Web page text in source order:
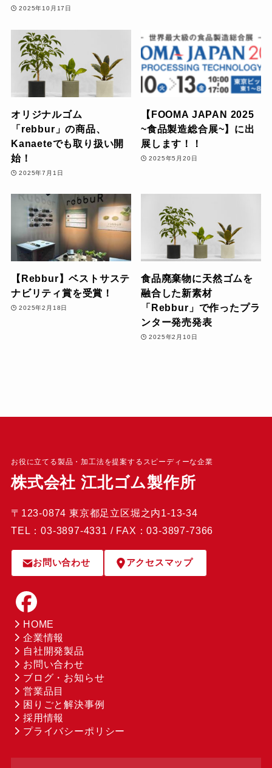
2025年10月17日
オリジナルゴム
「rebbur」の商品、
Kanaeteでも取り扱い開
始！
2025年7月1日
【FOOMA JAPAN 2025
~食品製造総合展~】に出
展します！！
2025年5月20日
【Rebbur】ベストサステ
ナビリティ賞を受賞！
2025年2月18日
食品廃棄物に天然ゴムを
融合した新素材
「Rebbur」で作ったプラ
ンター発売発表
2025年2月10日
お役に立てる製品・加工法を提案するスピーディーな企業
株式会社 江北ゴム製作所
〒123-0874 東京都足立区堀之内1-13-34
TEL：03-3897-4331 / FAX：03-3897-7366
お問い合わせ アクセスマップ
HOME
企業情報
自社開発製品
お問い合わせ
ブログ・お知らせ
営業品目
困りごと解決事例
採用情報
プライバシーポリシー